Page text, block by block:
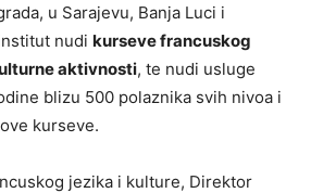
u Sarajevu, Banja Luci i
nudi kurseve francuskog
aktivnosti, te nudi usluge
blizu 500 polaznika svih nivoa i
kurseve.
jezika i kulture, Direktor